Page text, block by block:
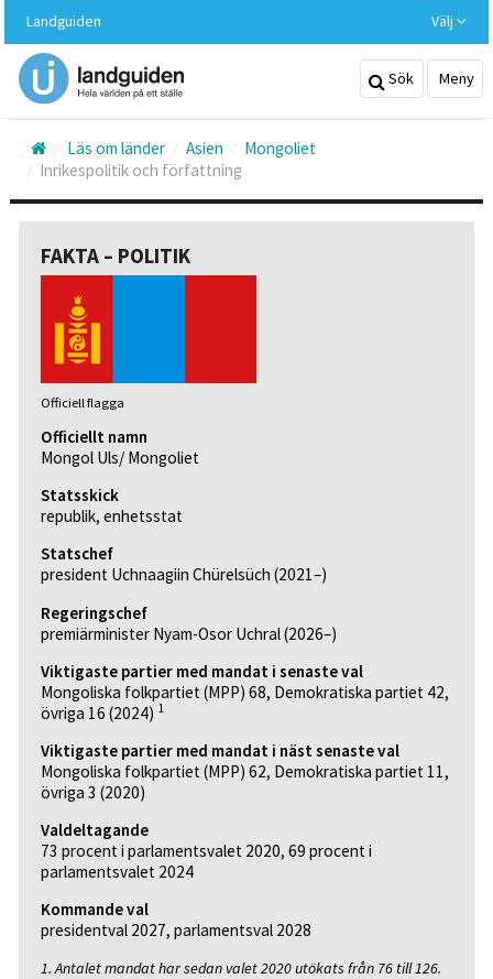
huvudinnehållet
Landguiden Välj
Sök Meny
Läs om länder Asien
Mongoliet
Inrikespolitik och författning
FAKTA – POLITIK
Officiell flagga
Officiellt namn
Mongol Uls/ Mongoliet
Statsskick
republik, enhetsstat
Statschef
president Uchnaagiin Chürelsüch (2021–)
Regeringschef
premiärminister Nyam-Osor Uchral (2026–)
Viktigaste partier med mandat i senaste val
Mongoliska folkpartiet (MPP) 68, Demokratiska partiet 42,
övriga 16 (2024) 1
Viktigaste partier med mandat i näst senaste val
Mongoliska folkpartiet (MPP) 62, Demokratiska partiet 11,
övriga 3 (2020)
Valdeltagande
73 procent i parlamentsvalet 2020, 69 procent i
parlamentsvalet 2024
Kommande val
presidentval 2027, parlamentsval 2028
1. Antalet mandat har sedan valet 2020 utökats från 76 till 126.